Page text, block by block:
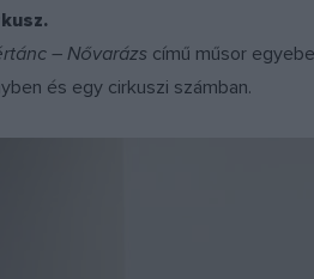
– Nővarázs című műsor
és egy cirkuszi számban.